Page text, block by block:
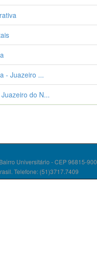
- Juazeiro ...
do N...
Universitário - CEP 96815-900
Telefone: (51)3717.7409